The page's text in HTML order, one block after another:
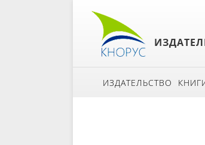
ИЗДАТЕЛЬСТВО